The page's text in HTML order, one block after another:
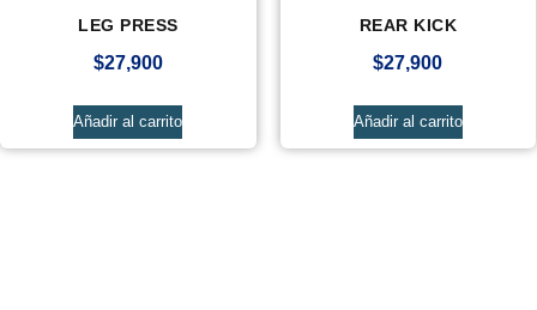
LEG PRESS
$27,900
Añadir al carrito
REAR KICK
$27,900
Añadir al carrito